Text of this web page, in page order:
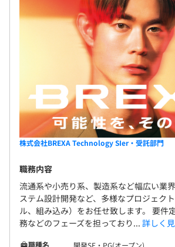
株式会社BREXA Technology SIer・受託部門
職務内容
流通系や小売り系、製造系など幅広い業
ステム設計開発など、多様なプロジェク
ル、組み込み）をお任せ致します。 要件
務などのフェーズを担っており... 詳しく
職種名 開発SE・PG(オープン)